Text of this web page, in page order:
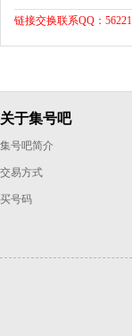
链接交换联系QQ：
关于集号吧
集号吧简介
交易方式
买号码